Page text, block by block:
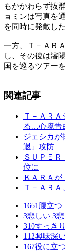
もかかわらず抜
ョミンは写真を
を同時に発散した
一方、Ｔ－ＡＲ
し、その後は瀋
国を巡るツアー
関連記事
Ｔ－ＡＲ
る…心境告
ジェシカ
退」攻防
ＳＵＰＥ
位に
ＫＡＲＡ
Ｔ－ＡＲ
1661 腹立つ
3悲しい 3
310すっきり
112興味深い
167役に立つ